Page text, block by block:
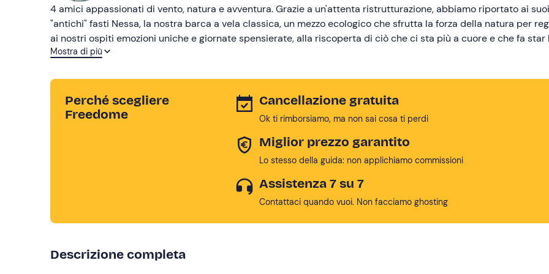
4 amici appassionati di vento, natura e avventura. Grazie a un'attenta ristrutturazione, abbiamo riportato ai suoi
"antichi" fasti Nessa, la nostra barca a vela classica, un mezzo ecologico che sfrutta la forza della natura per
ai nostri ospiti emozioni uniche e giornate spensierate, alla riscoperta di ciò che ci sta più a cuore e che fa star
la libertà! Sullo sfondo di tutto ciò il nostro lago d'Iseo, sempre affascinante e sorprendente, che ha saputo unire
convinzione che il futuro sarà più green per tutti.
Mostra di più
Perché scegliere
Freedome
Cancellazione gratuita
Ok ti rimborsiamo, ma non sai cosa ti perdi
Miglior prezzo garantito
Lo stesso della guida: non applichiamo commissioni
Assistenza 7 su 7
Contattaci quando vuoi. Non facciamo ghosting
Descrizione completa